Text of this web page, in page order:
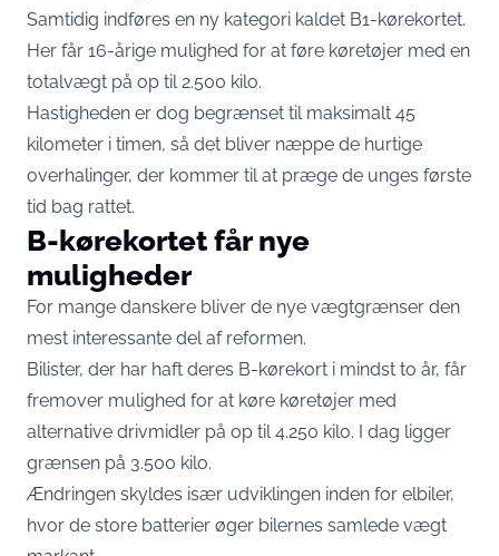
Samtidig indføres en ny kategori kaldet B1-kørekortet.
Her får 16-årige mulighed for at føre køretøjer med en
totalvægt på op til 2.500 kilo.
Hastigheden er dog begrænset til maksimalt 45
kilometer i timen, så det bliver næppe de hurtige
overhalinger, der kommer til at præge de unges første
tid bag rattet.
B-kørekortet får nye
muligheder
For mange danskere bliver de nye vægtgrænser den
mest interessante del af reformen.
Bilister, der har haft deres B-kørekort i mindst to år, får
fremover mulighed for at køre køretøjer med
alternative drivmidler på op til 4.250 kilo. I dag ligger
grænsen på 3.500 kilo.
Ændringen skyldes især udviklingen inden for elbiler,
hvor de store batterier øger bilernes samlede vægt